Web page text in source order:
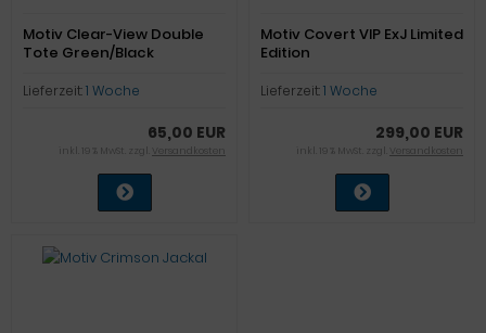
Motiv Clear-View Double
Tote Green/Black
Lieferzeit:1 Woche
65,00 EUR
inkl. 19 % MwSt. zzgl. Versandkosten
Motiv Covert VIP ExJ Limited
Edition
Lieferzeit:1 Woche
299,00 EUR
inkl. 19 % MwSt. zzgl. Versandkosten